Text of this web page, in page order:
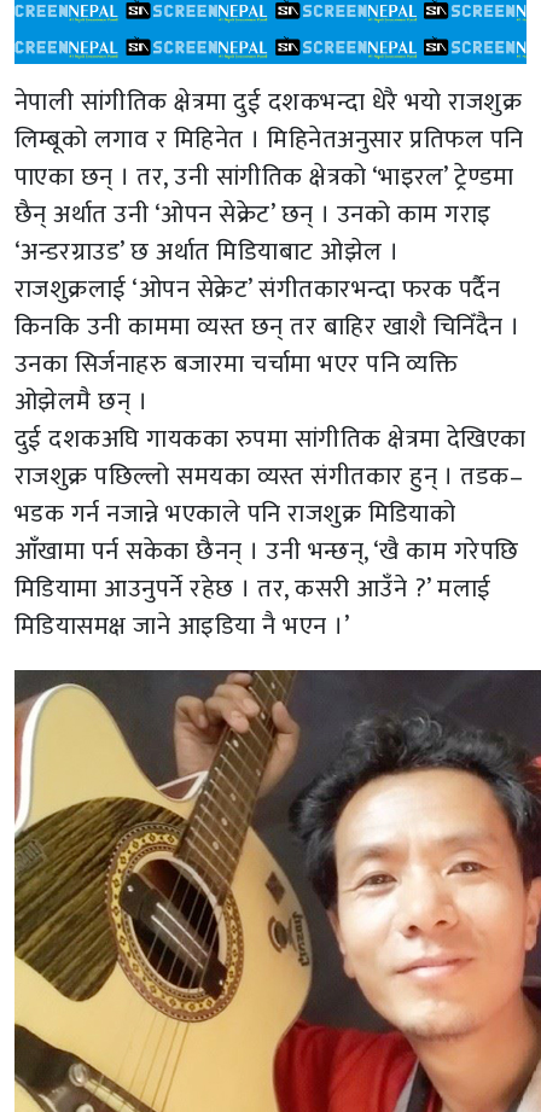
नेपाली सांगीतिक क्षेत्रमा दुई दशकभन्दा धेरै भयो राजशुक्र
लिम्बूको लगाव र मिहिनेत । मिहिनेतअनुसार प्रतिफल पनि
पाएका छन् । तर, उनी सांगीतिक क्षेत्रको ‘भाइरल’ ट्रेण्डमा
छैन् अर्थात उनी ‘ओपन सेक्रेट’ छन् । उनको काम गराइ
‘अन्डरग्राउड’ छ अर्थात मिडियाबाट ओझेल ।
राजशुक्रलाई ‘ओपन सेक्रेट’ संगीतकारभन्दा फरक पर्दैन
किनकि उनी काममा व्यस्त छन् तर बाहिर खाशै चिनिँदैन ।
उनका सिर्जनाहरु बजारमा चर्चामा भएर पनि व्यक्ति
ओझेलमै छन् ।
दुई दशकअघि गायकका रुपमा सांगीतिक क्षेत्रमा देखिएका
राजशुक्र पछिल्लो समयका व्यस्त संगीतकार हुन् । तडक–
भडक गर्न नजान्ने भएकाले पनि राजशुक्र मिडियाको
आँखामा पर्न सकेका छैनन् । उनी भन्छन्, ‘खै काम गरेपछि
मिडियामा आउनुपर्ने रहेछ । तर, कसरी आउँने ?’ मलाई
मिडियासमक्ष जाने आइडिया नै भएन ।’